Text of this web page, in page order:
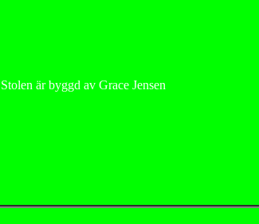
Stolen är byggd av Grace Jensen